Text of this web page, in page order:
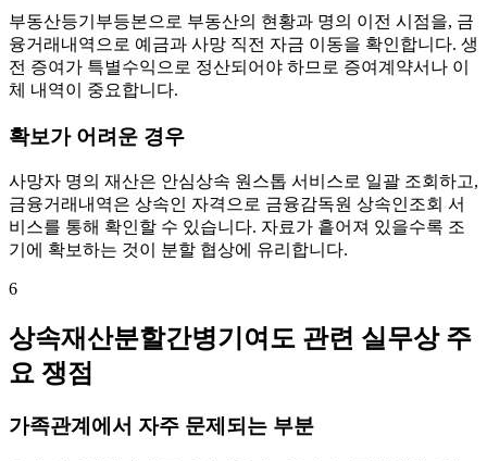
부동산등기부등본으로 부동산의 현황과 명의 이전 시점을, 금
융거래내역으로 예금과 사망 직전 자금 이동을 확인합니다. 생
전 증여가 특별수익으로 정산되어야 하므로 증여계약서나 이
체 내역이 중요합니다.
확보가 어려운 경우
사망자 명의 재산은 안심상속 원스톱 서비스로 일괄 조회하고,
금융거래내역은 상속인 자격으로 금융감독원 상속인조회 서
비스를 통해 확인할 수 있습니다. 자료가 흩어져 있을수록 조
기에 확보하는 것이 분할 협상에 유리합니다.
6
상속재산분할간병기여도 관련 실무상 주
요 쟁점
가족관계에서 자주 문제되는 부분